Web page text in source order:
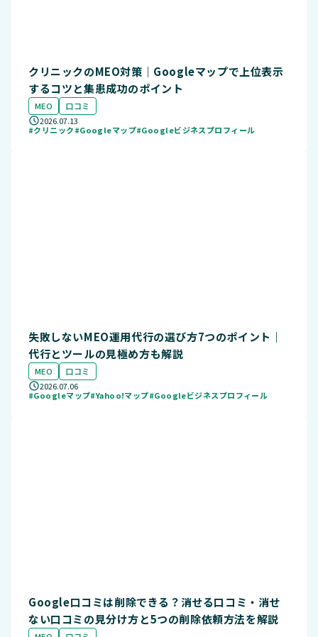
クリニックのMEO対策｜Googleマップで上位表示
するコツと集患成功のポイント
MEO
口コミ
2026.07.13
#クリニック#Googleマップ#Googleビジネスプロフィール
失敗しないMEO運用代行の選び方7つのポイント｜
代行とツールの見極め方も解説
MEO
口コミ
2026.07.06
#Googleマップ#Yahoo!マップ#Googleビジネスプロフィール
Google口コミは削除できる？消せる口コミ・消せ
ない口コミの見分け方と5つの削除依頼方法を解説